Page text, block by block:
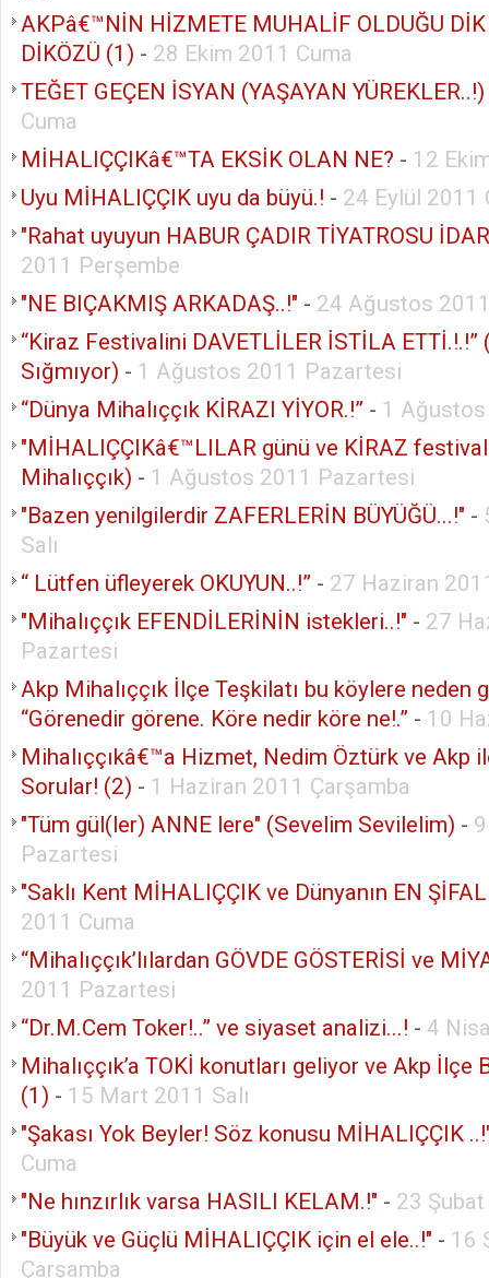
AKPâ€™NİN HİZMETE MUHALİF OLDUĞU DİK
DİKÖZÜ (1) - 28 Ekim 2011 Cuma
TEĞET GEÇEN İSYAN (YAŞAYAN YÜREKLER..!)
Cuma
MİHALIÇÇIKâ€™TA EKSİK OLAN NE? - 12
Uyu MİHALIÇÇIK uyu da büyü.! - 24 Eylül 2011
"Rahat uyuyun HABUR ÇADIR TİYATROSU
2011 Perşembe
"NE BIÇAKMIŞ ARKADAŞ..!" - 24 Ağustos
“Kiraz Festivalini DAVETLİLER İSTİLA ETTİ.!.!”
Sığmıyor) - 1 Ağustos 2011 Pazartesi
“Dünya Mihalıççık KİRAZI YİYOR.!” - 1
"MİHALIÇÇIKâ€™LILAR günü ve KİRAZ
Mihalıççık) - 1 Ağustos 2011 Pazartesi
"Bazen yenilgilerdir ZAFERLERİN BÜYÜĞÜ...!" -
Salı
“ Lütfen üfleyerek OKUYUN..!” - 27 Haziran
"Mihalıççık EFENDİLERİNİN istekleri..!" - 27
Pazartesi
Akp Mihalıççık İlçe Teşkilatı bu köylere neden
“Görenedir görene. Köre nedir köre ne!.” - 10
Mihalıççıkâ€™a Hizmet, Nedim Öztürk ve Akp
Sorular! (2) - 1 Haziran 2011 Çarşamba
"Tüm gül(ler) ANNE lere" (Sevelim Sevilelim) -
Pazartesi
"Saklı Kent MİHALIÇÇIK ve Dünyanın EN
2011 Cuma
“Mihalıççık’lılardan GÖVDE GÖSTERİSİ ve
2011 Pazartesi
“Dr.M.Cem Toker!..” ve siyaset analizi...! - 4
Mihalıççık’a TOKİ konutları geliyor ve Akp İlçe
(1) - 15 Mart 2011 Salı
"Şakası Yok Beyler! Söz konusu MİHALIÇÇIK
Cuma
"Ne hınzırlık varsa HASILI KELAM.!" - 23
"Büyük ve Güçlü MİHALIÇÇIK için el ele..!" - 16
Çarşamba